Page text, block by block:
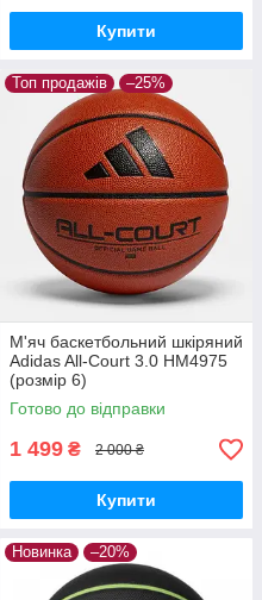
Купити
Топ продажів –25%
М'яч баскетбольний шкіряний
Adidas All-Court 3.0 HM4975
(розмір 6)
Готово до відправки
1 499 ₴ 2 000 ₴
Купити
Новинка –20%